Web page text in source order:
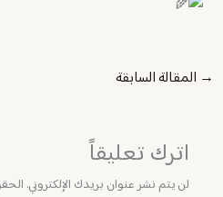
→ المقالة السابقة
اترك تعليقاً
لن يتم نشر عنوان بريدك الإلكتروني.